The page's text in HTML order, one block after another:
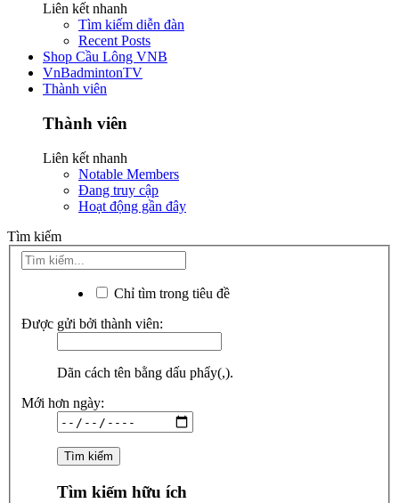
Liên kết nhanh
Tìm kiếm diễn đàn
Recent Posts
Shop Cầu Lông VNB
VnBadmintonTV
Thành viên
Thành viên
Liên kết nhanh
Notable Members
Đang truy cập
Hoạt động gần đây
Tìm kiếm
Chỉ tìm trong tiêu đề
Được gửi bởi thành viên:
Dãn cách tên bằng dấu phẩy(,).
Mới hơn ngày:
Tìm kiếm hữu ích